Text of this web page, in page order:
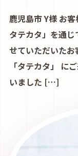
鹿児島市 Y様 お
タテカタ」を通
せていただいた
「タテカタ」 に
いました […]